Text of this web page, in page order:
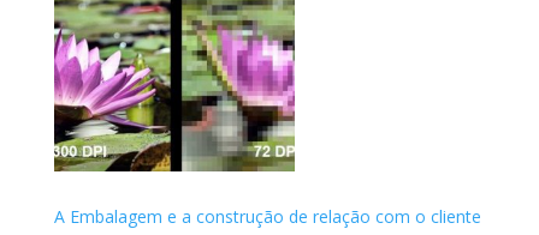
A Embalagem e a construção de relação com o cliente